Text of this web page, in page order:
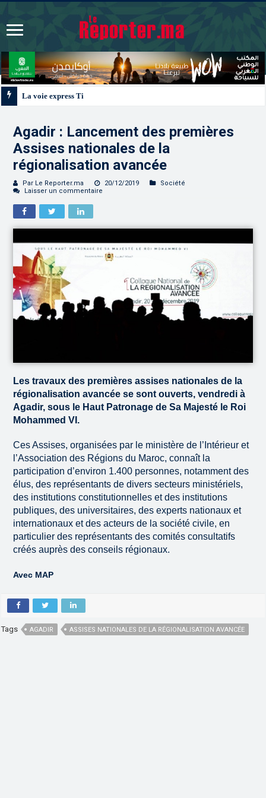
Agadir : Lancement des premières
Assises nationales de la
régionalisation avancée
Par Le Reporter.ma 20/12/2019
Société
Laisser un commentaire
Les travaux des premières assises nationales de la
régionalisation avancée se sont ouverts, vendredi à
Agadir, sous le Haut Patronage de Sa Majesté le Roi
Mohammed VI.
Ces Assises, organisées par le ministère de l’Intérieur et
l’Association des Régions du Maroc, connaît la
participation d’environ 1.400 personnes, notamment des
élus, des représentants de divers secteurs ministériels,
des institutions constitutionnelles et des institutions
publiques, des universitaires, des experts nationaux et
internationaux et des acteurs de la société civile, en
particulier des représentants des comités consultatifs
créés auprès des conseils régionaux.
Avec MAP
Tags AGADIR ASSISES NATIONALES DE LA RÉGIONALISATION AVANCÉE